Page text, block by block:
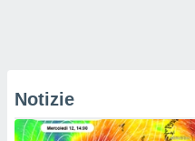
Notizie